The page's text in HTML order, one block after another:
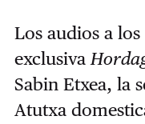
Los audios a
exclusiva
Sabin Etxea, la
Atutxa